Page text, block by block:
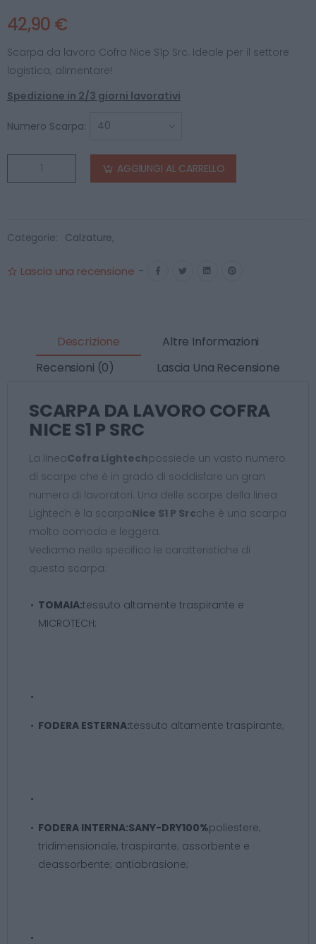
42,90 €
Scarpa da lavoro Cofra Nice S1p Src. Ideale per il settore
logistica; alimentare!
Spedizione in 2/3 giorni lavorativi
Numero Scarpa:
AGGIUNGI AL CARRELLO
Categorie: Calzature,
Lascia una recensione -
Descrizione
Altre Informazioni
Recensioni (0)
Lascia Una Recensione
SCARPA DA LAVORO COFRA
NICE S1 P SRC
La lineaCofra Lightechpossiede un vasto numero
di scarpe che è in grado di soddisfare un gran
numero di lavoratori. Una delle scarpe della linea
Lightech è la scarpaNice S1 P Srcche è una scarpa
molto comoda e leggera.
Vediamo nello specifico le caratteristiche di
questa scarpa:
TOMAIA:tessuto altamente traspirante e
MICROTECH;
FODERA ESTERNA:tessuto altamente traspirante;
FODERA INTERNA:SANY-DRY100%poliestere;
tridimensionale; traspirante; assorbente e
deassorbente; antiabrasione;